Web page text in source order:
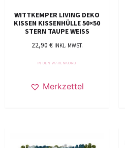
WITTKEMPER LIVING DEKO
KISSEN KISSENHÜLLE 50×50
STERN TAUPE WEISS
22,90 € INKL. MWST.
IN DEN WARENKORB
Merkzettel